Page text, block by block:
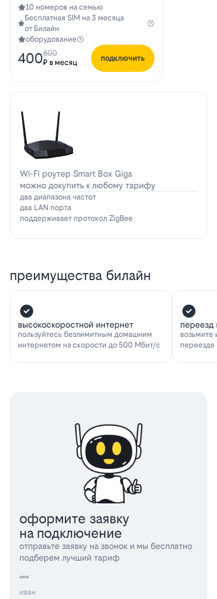
10 номеров на семью
Бесплатная SIM на 3 месяца
от Билайн
оборудование
400₽ в месяц
800
подключить
Wi-Fi роутер Smart Box Giga
можно докупить к любому тарифу
два диапазона частот
два LAN порта
поддерживает протокол ZigBee
преимущества билайн
высокоскоростной интернет
пользуйтесь безлимитным домашним
интернетом на скорости до 500 Мбит/с
переезд
возьмите
переезде
оформите заявку
на подключение
отправьте заявку на звонок и мы бесплатно
подберем лучший тариф
имя